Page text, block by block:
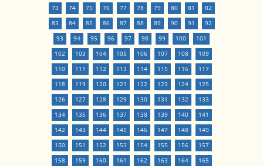
73
74 75 76 77 78 79 80 81
82
83
84 85 86 87 88 89 90 91
92
93
94 95 96 97 98 99 100
101
102
103 104 105 106 107 108
109
110
111 112 113 114 115 116
117
118
119 120 121 122 123 124
125
126
127 128 129 130 131 132
133
134
135 136 137 138 139 140
141
142
143 144 145 146 147 148
149
150
151 152 153 154 155 156
157
158
159 160 161 162 163 164
165